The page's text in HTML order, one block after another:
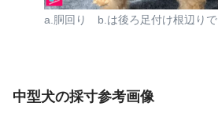
a.胴回り b.は後ろ足付け根辺りで
中型犬の採寸参考画像